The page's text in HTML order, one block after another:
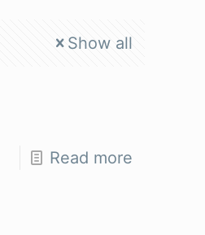
Show all
Read more